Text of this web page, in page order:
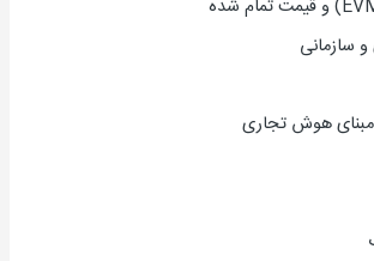
سازمانی
مبنای هوش تجاری